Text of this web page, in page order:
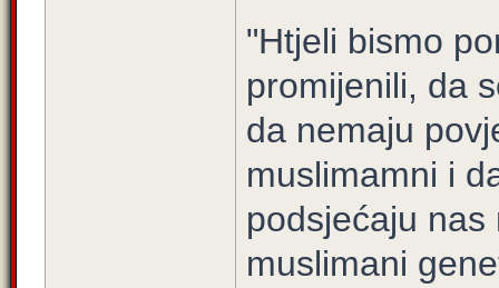
"Htjeli bismo
promijenili, da
da nemaju
muslimamni i
podsjećaju
muslimani